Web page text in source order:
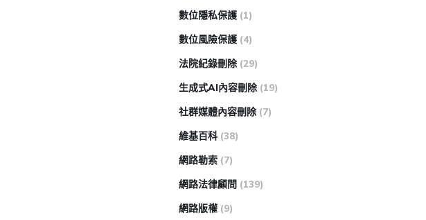
數位隱私保護 (1)
數位風險保護 (4)
法院紀錄刪除 (29)
生成式AI內容刪除 (19)
社群媒體內容刪除 (7)
維基百科 (38)
網路勒索 (7)
網路法律顧問 (139)
網路版權 (9)